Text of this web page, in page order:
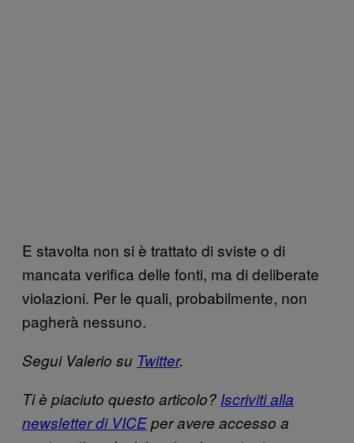
E stavolta non si è trattato di sviste o di
mancata verifica delle fonti, ma di deliberate
violazioni. Per le quali, probabilmente, non
pagherà nessuno.
Segui Valerio su Twitter.
Ti è piaciuto questo articolo? Iscriviti alla
newsletter di VICEper avere accesso a